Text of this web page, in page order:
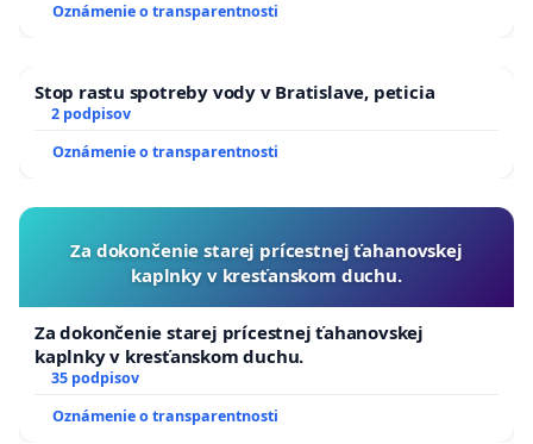
Oznámenie o transparentnosti
Stop rastu spotreby vody v Bratislave, peticia
2 podpisov
Oznámenie o transparentnosti
Za dokončenie starej prícestnej ťahanovskej
kaplnky v kresťanskom duchu.
Za dokončenie starej prícestnej ťahanovskej
kaplnky v kresťanskom duchu.
35 podpisov
Oznámenie o transparentnosti